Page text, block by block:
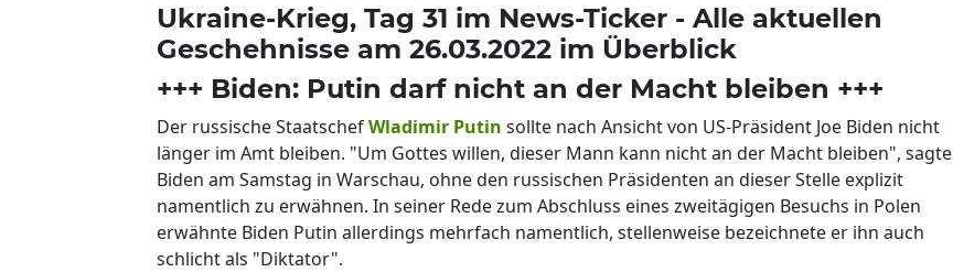
Ukraine-Krieg, Tag 31 im News-Ticker - Alle aktuellen
Geschehnisse am 26.03.2022 im Überblick
+++ Biden: Putin darf nicht an der Macht bleiben +++
Der russische StaatschefWladimir Putin sollte nach Ansicht von US-Präsident Joe Biden nicht
länger im Amt bleiben. "Um Gottes willen, dieser Mann kann nicht an der Macht bleiben", sagte
Biden am Samstag in Warschau, ohne den russischen Präsidenten an dieser Stelle explizit
namentlich zu erwähnen. In seiner Rede zum Abschluss eines zweitägigen Besuchs in Polen
erwähnte Biden Putin allerdings mehrfach namentlich, stellenweise bezeichnete er ihn auch
schlicht als "Diktator".